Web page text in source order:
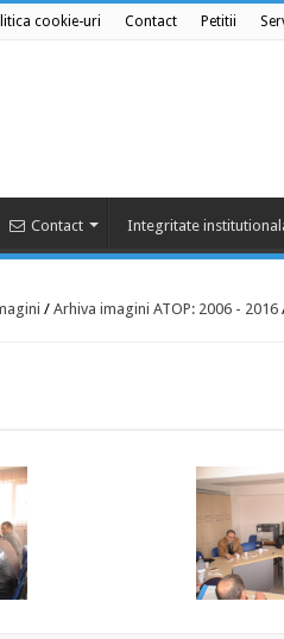
cookie-uri Contact Petitii
Contact Integritate
/ Arhiva imagini ATOP: 2006 - 2016